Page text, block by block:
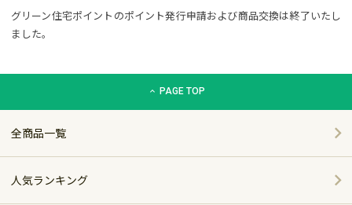
グリーン住宅ポイントのポイント発行申請および商品交換は終了いたし
ました。
グリーン住宅ポイント交換商品カタログサイト「エコdeギフ
PAGE TOP
全商品一覧
人気ランキング